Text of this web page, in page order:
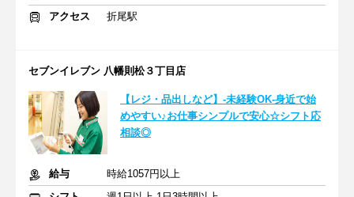
アクセス
折尾駅
セブンイレブン 八幡則松３丁目店
【レジ・品出しなど】-未経験OK-身近で始
めやすい♪お仕事シンプルで安心☆シフト応
相談◎
給与
時給1057円以上